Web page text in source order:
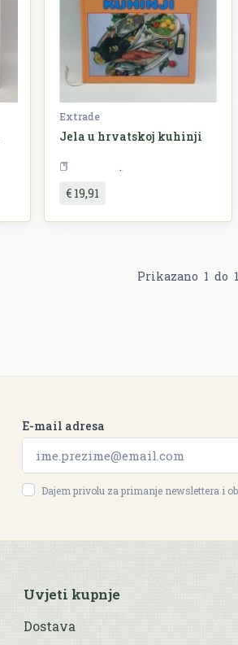
Extrade
Jela u hrvatskoj kuhinji
€ 19,91
Prikazano 1 do
E-mail adresa
Dajem privolu za primanje newslettera i
Uvjeti kupnje
Dostava